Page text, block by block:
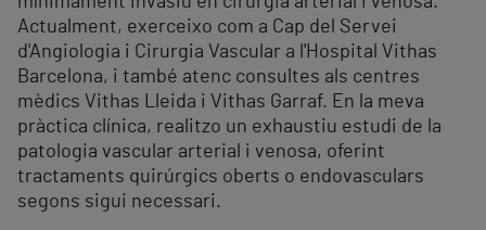
Actualment, exerceixo com a Cap del Servei
d'Angiologia i Cirurgia Vascular a l'Hospital Vithas
Barcelona, ​​i també atenc consultes als centres
mèdics Vithas Lleida i Vithas Garraf. En la meva
pràctica clínica, realitzo un exhaustiu estudi de la
patologia vascular arterial i venosa, oferint
tractaments quirúrgics oberts o endovasculars
segons sigui necessari.